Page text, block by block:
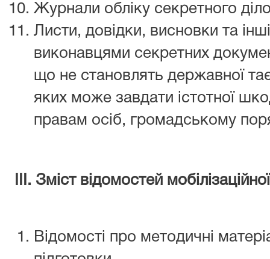
Журнали обліку секретного
Листи, довідки, висновки та
виконавцями секретних
що не становлять державної
яких може завдати істотної
правам осіб, громадському
ІІІ. Зміст відомостей
Відомості про методичні